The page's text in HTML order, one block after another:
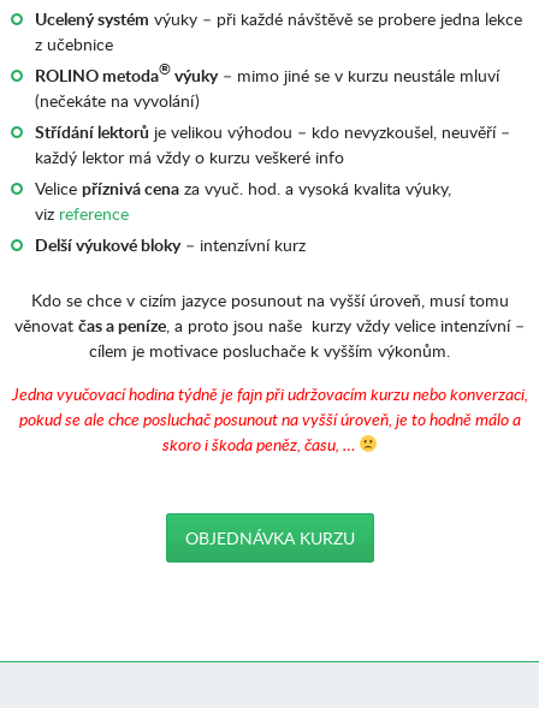
Ucelený systém výuky – při každé návštěvě se probere jedna lekce
z učebnice
ROLINO metoda®výuky– mimo jiné se v kurzu neustále mluví
(nečekáte na vyvolání)
Střídání lektorů je velikou výhodou – kdo nevyzkoušel, neuvěří –
každý lektor má vždy o kurzu veškeré info
Velice příznivá cenaza vyuč. hod. a vysoká kvalita výuky,
viz reference
Delší výukové bloky– intenzívní kurz
Kdo se chce v cizím jazyce posunout na vyšší úroveň, musí tomu
věnovat čas a peníze, a proto jsou naše kurzy vždy velice intenzívní –
cílem je motivace posluchače k vyšším výkonům.
Jedna vyučovací hodina týdně je fajn při udržovacím kurzu nebo konverzaci,
pokud se ale chce posluchač posunout na vyšší úroveň, je to hodně málo a
skoro i škoda peněz, času, …
OBJEDNÁVKA KURZU